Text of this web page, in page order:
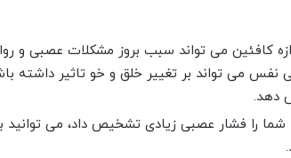
کافئین می تواند سبب بروز مشکلات عصبی و
نفس می تواند بر تغییر خلق و خو تاثیر داشته
دهد.
را فشار عصبی زیادی تشخیص داد، می توانید